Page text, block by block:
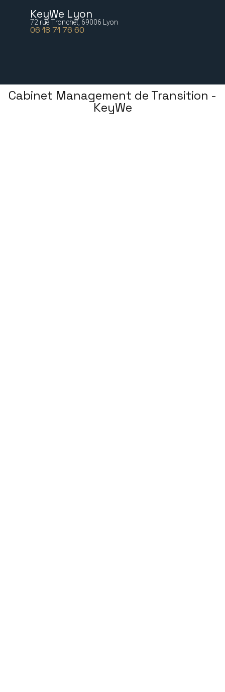
KeyWe Lyon
72 rue Tronchet, 69006 Lyon
06 18 71 76 60
Cabinet Management de Transition -
KeyWe